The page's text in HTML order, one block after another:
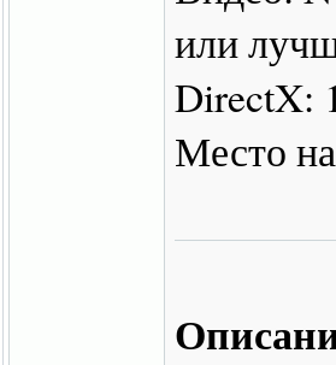
или
DirectX:
Место